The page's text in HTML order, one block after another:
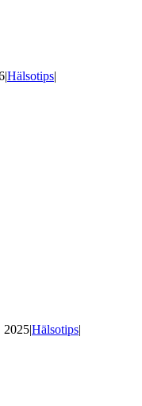
|Hälsotips|
2025|Hälsotips|